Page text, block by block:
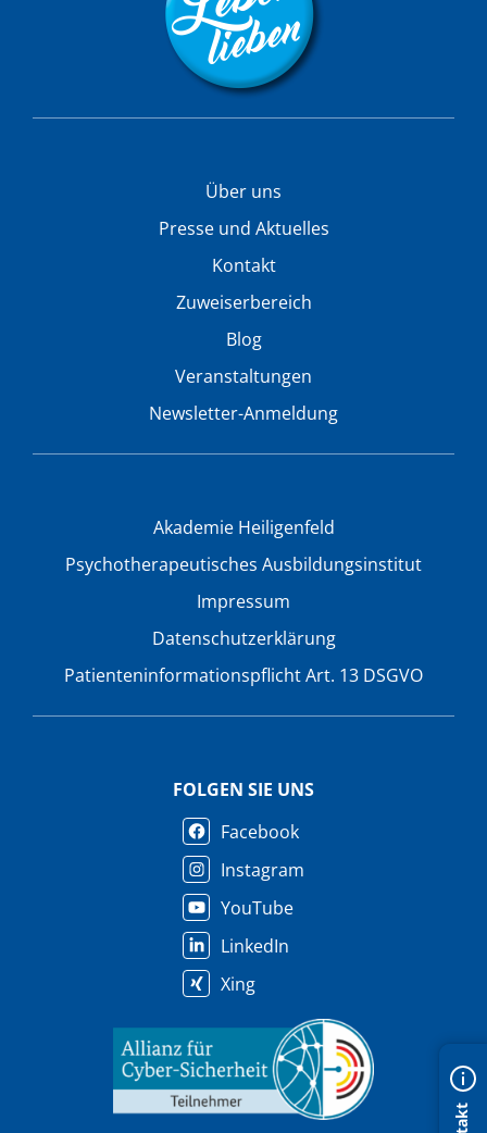
Über uns
Presse und Aktuelles
Kontakt
Zuweiserbereich
Blog
Veranstaltungen
Newsletter-Anmeldung
Akademie Heiligenfeld
Psychotherapeutisches Ausbildungsinstitut
Impressum
Datenschutzerklärung
Patienteninformationspflicht Art. 13 DSGVO
FOLGEN SIE UNS
Facebook
Instagram
YouTube
LinkedIn
Xing